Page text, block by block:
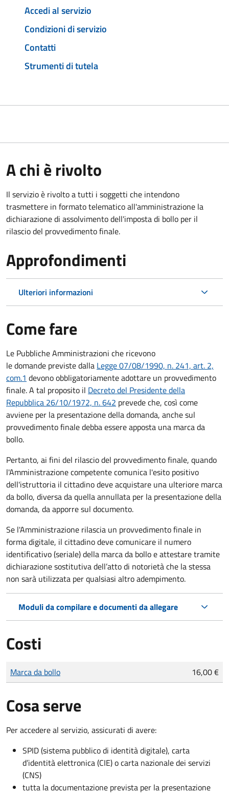
Accedi al servizio
Condizioni di servizio
Contatti
Strumenti di tutela
A chi è rivolto
Il servizio è rivolto a tutti i soggetti che intendono
trasmettere in formato telematico all'amministrazione la
dichiarazione di assolvimento dell'imposta di bollo per il
rilascio del provvedimento finale.
Approfondimenti
Ulteriori informazioni
Come fare
Le Pubbliche Amministrazioni che ricevono
le domande previste dalla Legge 07/08/1990, n. 241, art. 2,
com.1 devono obbligatoriamente adottare un provvedimento
finale. A tal proposito il Decreto del Presidente della
Repubblica 26/10/1972, n. 642 prevede che, così come
avviene per la presentazione della domanda, anche sul
provvedimento finale debba essere apposta una marca da
bollo.
Pertanto, ai fini del rilascio del provvedimento finale, quando
l'Amministrazione competente comunica l'esito positivo
dell'istruttoria il cittadino deve acquistare una ulteriore marca
da bollo, diversa da quella annullata per la presentazione della
domanda, da apporre sul documento.
Se l'Amministrazione rilascia un provvedimento finale in
forma digitale, il cittadino devecomunicare il numero
identificativo (seriale) della marca da bollo e attestare tramite
dichiarazione sostitutiva dell’atto di notorietà che la stessa
non sarà utilizzata per qualsiasi altro adempimento.
Moduli da compilare e documenti da allegare
Costi
Tipo di pagamento
Importo
Marca da bollo 16,00 €
Cosa serve
Per accedere al servizio, assicurati di avere:
SPID (sistema pubblico di identità digitale), carta
d’identità elettronica (CIE) o carta nazionale dei servizi
(CNS)
tutta la documentazione prevista per la presentazione